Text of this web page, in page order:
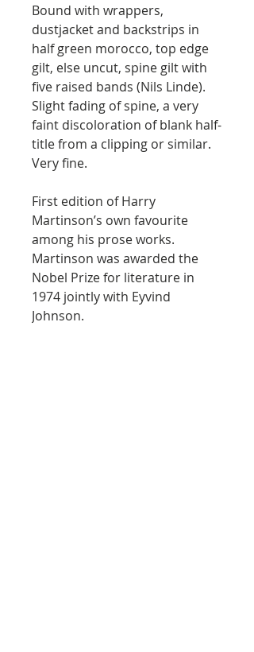
Bound with wrappers,
dustjacket and backstrips in
half green morocco, top edge
gilt, else uncut, spine gilt with
five raised bands (Nils Linde).
Slight fading of spine, a very
faint discoloration of blank half-
title from a clipping or similar.
Very fine.
First edition of Harry
Martinson’s own favourite
among his prose works.
Martinson was awarded the
Nobel Prize for literature in
1974 jointly with Eyvind
Johnson.